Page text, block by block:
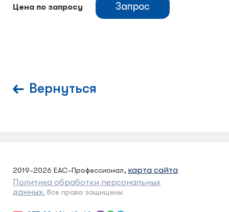
Цена по запросу Запрос
Вернуться
2019-2026 ЕАС-Профессионал, карта сайта
Политика обработки персональных
данных. Все права защищены